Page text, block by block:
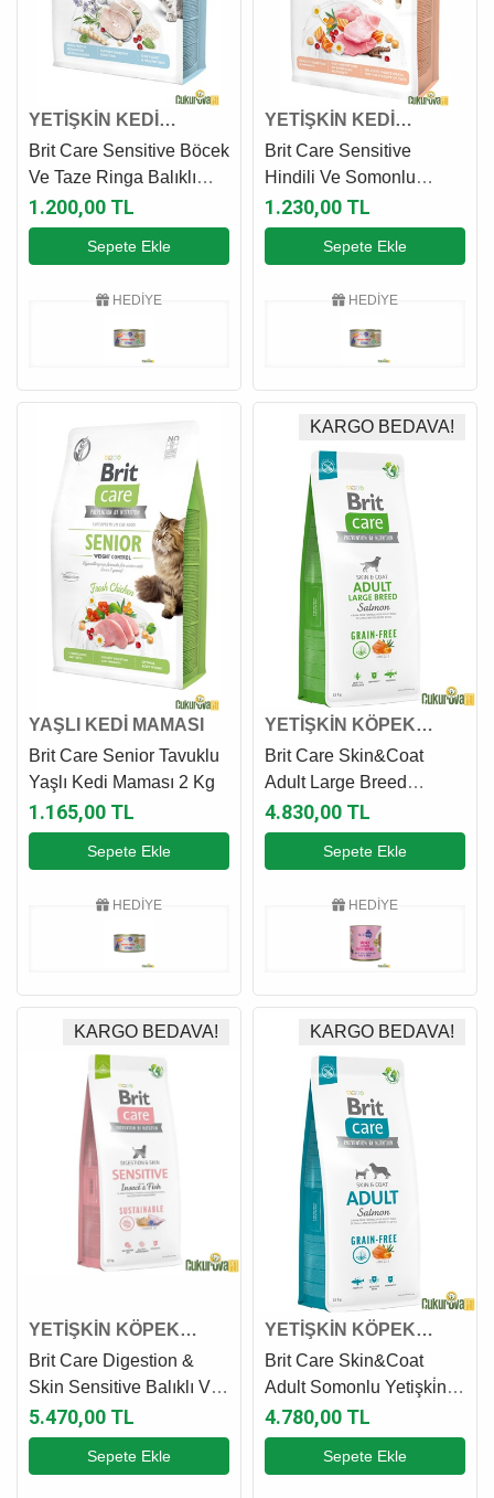
YETİŞKİN KEDİ
MAMASI
Brit Care Sensitive Böcek
Ve Taze Ringa Balıklı
Yetişki̇n Kedi Maması 2
Kg
1.200,00 TL
Sepete Ekle
HEDİYE
YETİŞKİN KEDİ
MAMASI
Brit Care Sensitive
Hindili Ve Somonlu
Yetişkin Kedi Maması 2
Kg
1.230,00 TL
Sepete Ekle
HEDİYE
YAŞLI KEDİ MAMASI
Brit Care Senior Tavuklu
Yaşlı Kedi Maması 2 Kg
1.165,00 TL
Sepete Ekle
HEDİYE
KARGO BEDAVA!
YETİŞKİN KÖPEK
MAMASI
Brit Care Skin&Coat
Adult Large Breed
Somonlu Yetişki̇n Köpek
Maması 12 Kg
4.830,00 TL
Sepete Ekle
HEDİYE
KARGO BEDAVA!
YETİŞKİN KÖPEK
MAMASI
Brit Care Digestion &
Skin Sensitive Balıklı Ve
Larva Proteinli Yetişkin
Köpek Maması 12 Kg
5.470,00 TL
Sepete Ekle
KARGO BEDAVA!
YETİŞKİN KÖPEK
MAMASI
Brit Care Skin&Coat
Adult Somonlu Yetişki̇n
Köpek Maması 12 Kg
4.780,00 TL
Sepete Ekle